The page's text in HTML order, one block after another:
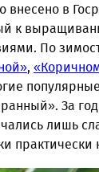
в
к
По
,
За
лишь